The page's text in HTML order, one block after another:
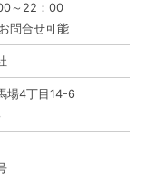
～22：00
問合せ可能
場4丁目14-6